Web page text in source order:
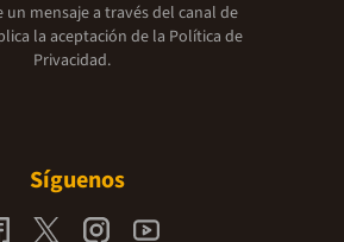
un mensaje a través del canal de
la aceptación de la Política de
Privacidad.
Síguenos